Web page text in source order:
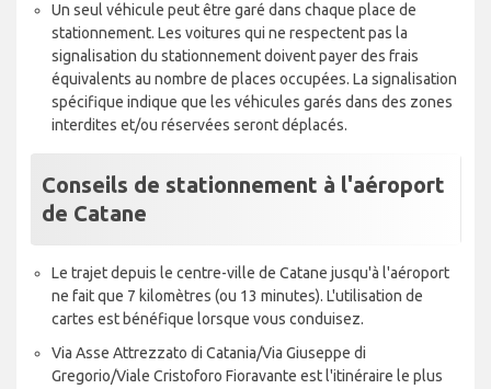
Un seul véhicule peut être garé dans chaque place de
stationnement. Les voitures qui ne respectent pas la
signalisation du stationnement doivent payer des frais
équivalents au nombre de places occupées. La signalisation
spécifique indique que les véhicules garés dans des zones
interdites et/ou réservées seront déplacés.
Conseils de stationnement à l'aéroport
de Catane
Le trajet depuis le centre-ville de Catane jusqu'à l'aéroport
ne fait que 7 kilomètres (ou 13 minutes). L'utilisation de
cartes est bénéfique lorsque vous conduisez.
Via Asse Attrezzato di Catania/Via Giuseppe di
Gregorio/Viale Cristoforo Fioravante est l'itinéraire le plus